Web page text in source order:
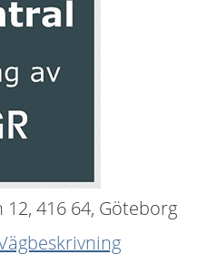
416 64, Göteborg